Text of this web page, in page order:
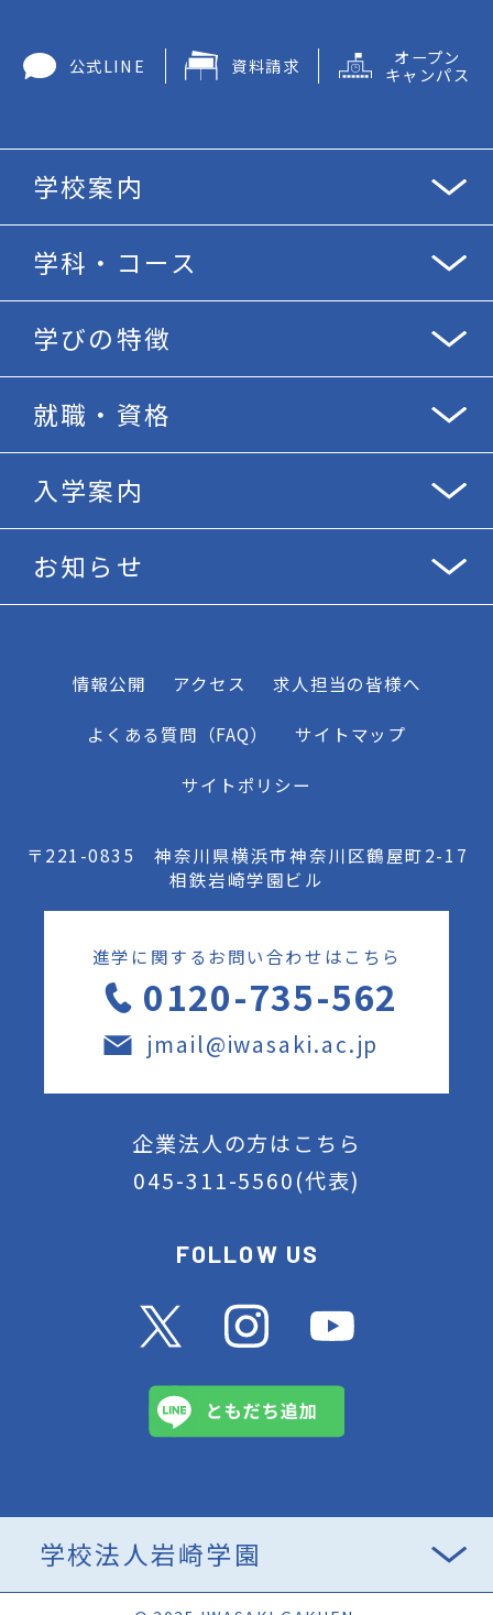
公式LINE 資料請求 オープン
キャンパス
学校案内
学科・コース
学びの特徴
就職・資格
入学案内
お知らせ
情報公開 アクセス 求人担当の皆様へ
よくある質問（FAQ） サイトマップ
サイトポリシー
〒221-0835 神奈川県横浜市神奈川区鶴屋町2-17
相鉄岩崎学園ビル
進学に関するお問い合わせはこちら
0120-735-562
jmail@iwasaki.ac.jp
企業法人の方はこちら
045-311-5560(代表)
FOLLOW US
学校法人岩崎学園